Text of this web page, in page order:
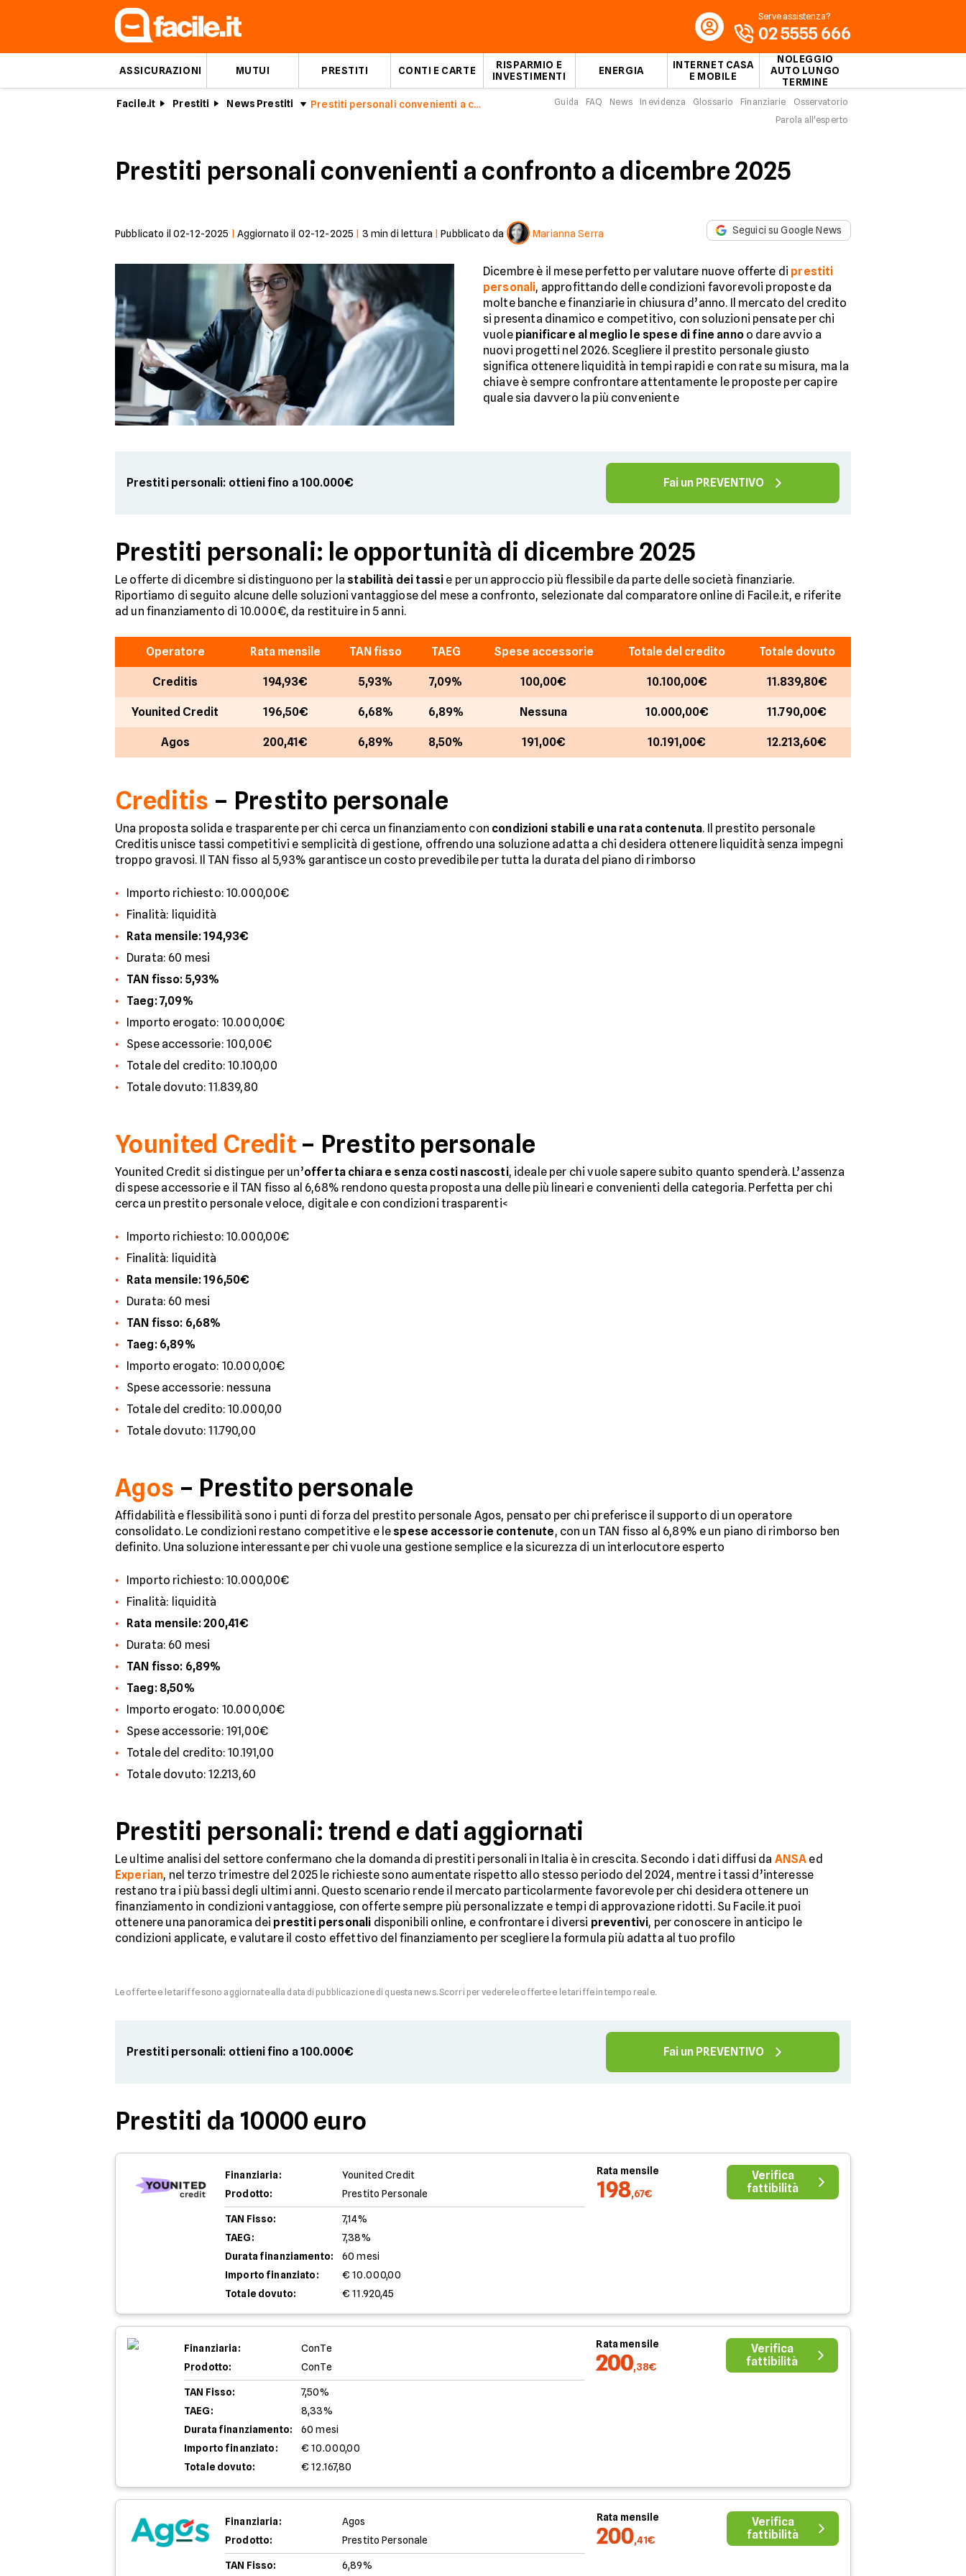
ASSICURAZIONI MUTUI PRESTITI CONTI E CARTE
RISPARMIO E
INVESTIMENTI
ENERGIA
INTERNET CASA
E MOBILE
NOLEGGIO
AUTO LUNGO
TERMINE
Serve assistenza?
02 5555 666
Facile.it Prestiti News Prestiti Prestiti personali convenienti a confronto a dicembre 2025 Guida FAQ News In evidenza Glossario Finanziarie
Osservatorio
Parola all'esperto
Prestiti personali convenienti a confronto a dicembre 2025
Pubblicato il 02-12-2025 Aggiornato il 02-12-2025 3 min di lettura |Pubblicato da Marianna Serra Seguici su Google News
Dicembre è il mese perfetto per valutare nuove offerte di prestiti
personali, approfittando delle condizioni favorevoli proposte da
molte banche e finanziarie in chiusura d’anno. Il mercato del credito
si presenta dinamico e competitivo, con soluzioni pensate per chi
vuole pianificare al meglio le spese di fine annoo dare avvio a
nuovi progetti nel 2026. Scegliere il prestito personale giusto
significa ottenere liquidità in tempi rapidi e con rate su misura, ma la
chiave è sempre confrontare attentamente le proposte per capire
quale sia davvero la più conveniente
Prestiti personali: ottieni fino a 100.000€ Fai un PREVENTIVO
Prestiti personali: le opportunità di dicembre 2025
Le offerte di dicembre si distinguono per la stabilità dei tassi e per un approccio più flessibile da parte delle società finanziarie.
Riportiamo di seguito alcune delle soluzioni vantaggiose del mese a confronto, selezionate dal comparatore online di Facile.it, e riferite
ad un finanziamento di 10.000€, da restituire in 5 anni.
Operatore Rata mensile TAN fisso TAEG Spese accessorie Totale del credito Totale dovuto
Creditis 194,93€ 5,93% 7,09% 100,00€ 10.100,00€ 11.839,80€
Younited Credit 196,50€ 6,68% 6,89% Nessuna 10.000,00€ 11.790,00€
Agos 200,41€ 6,89% 8,50% 191,00€ 10.191,00€ 12.213,60€
Creditis – Prestito personale
Una proposta solida e trasparente per chi cerca un finanziamento con condizioni stabili e una rata contenuta. Il prestito personale
Creditis unisce tassi competitivi e semplicità di gestione, offrendo una soluzione adatta a chi desidera ottenere liquidità senza impegni
troppo gravosi. Il TAN fisso al 5,93% garantisce un costo prevedibile per tutta la durata del piano di rimborso
Importo richiesto: 10.000,00€
Finalità: liquidità
Rata mensile: 194,93€
Durata: 60 mesi
TAN fisso: 5,93%
Taeg: 7,09%
Importo erogato: 10.000,00€
Spese accessorie: 100,00€
Totale del credito: 10.100,00
Totale dovuto: 11.839,80
Younited Credit – Prestito personale
Younited Credit si distingue per un’offerta chiara e senza costi nascosti, ideale per chi vuole sapere subito quanto spenderà. L’assenza
di spese accessorie e il TAN fisso al 6,68% rendono questa proposta una delle più lineari e convenienti della categoria. Perfetta per chi
cerca un prestito personale veloce, digitale e con condizioni trasparenti<
Importo richiesto: 10.000,00€
Finalità: liquidità
Rata mensile: 196,50€
Durata: 60 mesi
TAN fisso: 6,68%
Taeg: 6,89%
Importo erogato: 10.000,00€
Spese accessorie: nessuna
Totale del credito: 10.000,00
Totale dovuto: 11.790,00
Agos – Prestito personale
Affidabilità e flessibilità sono i punti di forza del prestito personale Agos, pensato per chi preferisce il supporto di un operatore
consolidato. Le condizioni restano competitive e le spese accessorie contenute, con un TAN fisso al 6,89% e un piano di rimborso ben
definito. Una soluzione interessante per chi vuole una gestione semplice e la sicurezza di un interlocutore esperto
Importo richiesto: 10.000,00€
Finalità: liquidità
Rata mensile: 200,41€
Durata: 60 mesi
TAN fisso: 6,89%
Taeg: 8,50%
Importo erogato: 10.000,00€
Spese accessorie: 191,00€
Totale del credito: 10.191,00
Totale dovuto: 12.213,60
Prestiti personali: trend e dati aggiornati
Le ultime analisi del settore confermano che la domanda di prestiti personali in Italia è in crescita. Secondo i dati diffusi da ANSA ed
Experian, nel terzo trimestre del 2025 le richieste sono aumentate rispetto allo stesso periodo del 2024, mentre i tassi d’interesse
restano tra i più bassi degli ultimi anni. Questo scenario rende il mercato particolarmente favorevole per chi desidera ottenere un
finanziamento in condizioni vantaggiose, con offerte sempre più personalizzate e tempi di approvazione ridotti. Su Facile.it puoi
ottenere una panoramica dei prestiti personali disponibili online, e confrontare i diversi preventivi, per conoscere in anticipo le
condizioni applicate, e valutare il costo effettivo del finanziamento per scegliere la formula più adatta al tuo profilo
Le offerte e le tariffe sono aggiornate alla data di pubblicazione di questa news. Scorri per vedere le offerte e le tariffe in tempo reale.
Prestiti personali: ottieni fino a 100.000€ Fai un PREVENTIVO
Prestiti da 10000 euro
Finanziaria:
Younited Credit
Prodotto:
Prestito Personale
TAN Fisso:
7,14%
TAEG:
7,38%
Durata finanziamento:
60 mesi
Importo finanziato:
€ 10.000,00
Totale dovuto:
€ 11.920,45
Rata mensile
198,67€
Verifica
fattibilità
Finanziaria:
ConTe
Prodotto:
ConTe
TAN Fisso:
7,50%
TAEG:
8,33%
Durata finanziamento:
60 mesi
Importo finanziato:
€ 10.000,00
Totale dovuto:
€ 12.167,80
Rata mensile
200,38€
Verifica
fattibilità
Finanziaria:
Agos
Prodotto:
Prestito Personale
TAN Fisso: 6,89%
Rata mensile
200,41€
Verifica
fattibilità